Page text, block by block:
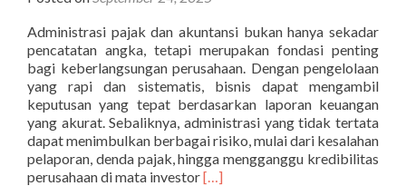
Administrasi pajak dan akuntansi bukan hanya sekadar
pencatatan angka, tetapi merupakan fondasi penting
bagi keberlangsungan perusahaan. Dengan pengelolaan
yang rapi dan sistematis, bisnis dapat mengambil
keputusan yang tepat berdasarkan laporan keuangan
yang akurat. Sebaliknya, administrasi yang tidak tertata
dapat menimbulkan berbagai risiko, mulai dari kesalahan
pelaporan, denda pajak, hingga mengganggu kredibilitas
perusahaan di mata investorRead
[…]